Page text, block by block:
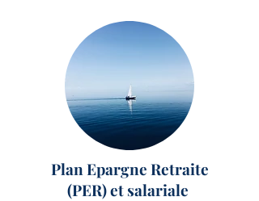
Plan Epargne Retraite
(PER) et salariale